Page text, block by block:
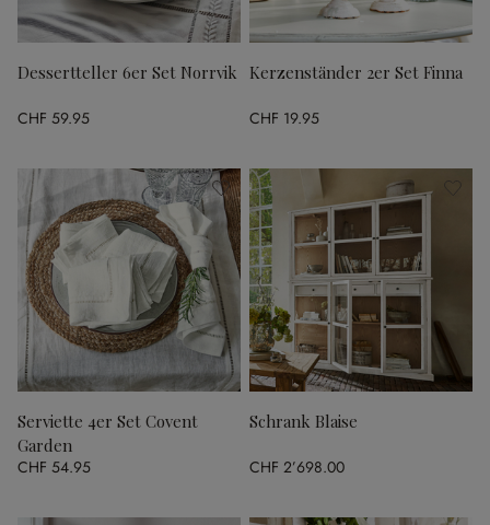
Dessertteller 6er Set Norrvik
CHF 59.95
Kerzenständer 2er Set Finna
CHF 19.95
Serviette 4er Set Covent
Garden
CHF 54.95
Schrank Blaise
CHF 2’698.00